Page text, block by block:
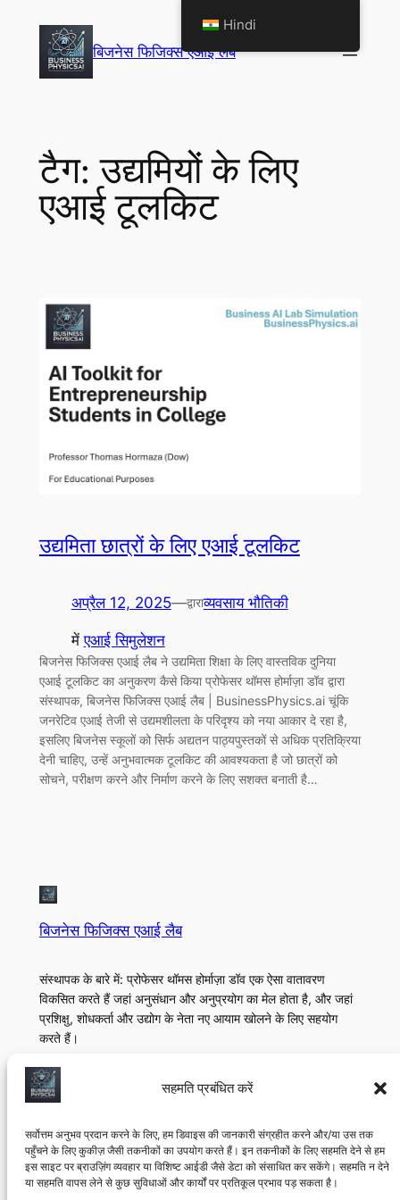
सहमति प्रबंधित करें
सर्वोत्तम अनुभव प्रदान करने के लिए, हम डिवाइस की जानकारी संग्रहीत करने और/या उस तक
पहुँचने के लिए कुकीज़ जैसी तकनीकों का उपयोग करते हैं। इन तकनीकों के लिए सहमति देने से हम
इस साइट पर ब्राउज़िंग व्यवहार या विशिष्ट आईडी जैसे डेटा को संसाधित कर सकेंगे। सहमति न देने
या सहमति वापस लेने से कुछ सुविधाओं और कार्यों पर प्रतिकूल प्रभाव पड़ सकता है।
बिजनेस फिजिक्स एआई लैब
टैग:उद्यमियों के लिए
एआई टूलकिट
उद्यमिता छात्रों के लिए एआई टूलकिट
अप्रैल 12, 2025—द्वाराव्यवसाय भौतिकी
मेंएआई सिमुलेशन
बिजनेस फिजिक्स एआई लैब ने उद्यमिता शिक्षा के लिए वास्तविक दुनिया
एआई टूलकिट का अनुकरण कैसे किया प्रोफेसर थॉमस होर्माज़ा डॉव द्वारा
संस्थापक, बिजनेस फिजिक्स एआई लैब | BusinessPhysics.ai चूंकि
जनरेटिव एआई तेजी से उद्यमशीलता के परिदृश्य को नया आकार दे रहा है,
इसलिए बिजनेस स्कूलों को सिर्फ अद्यतन पाठ्यपुस्तकों से अधिक प्रतिक्रिया
देनी चाहिए, उन्हें अनुभवात्मक टूलकिट की आवश्यकता है जो छात्रों को
सोचने, परीक्षण करने और निर्माण करने के लिए सशक्त बनाती है…
बिजनेस फिजिक्स एआई लैब
संस्थापक के बारे में: प्रोफेसर थॉमस होर्माज़ा डॉव एक ऐसा वातावरण
विकसित करते हैं जहां अनुसंधान और अनुप्रयोग का मेल होता है, और जहां
प्रशिक्षु, शोधकर्ता और उद्योग के नेता नए आयाम खोलने के लिए सहयोग
करते हैं।
के बारे में
अनुसंधान प्रोटोकॉल
मॉन्ट्रियल, क्यूबेक एआई लैब
गोपनीयता
नियम और शर्तें
हमसे संपर्क करें
यूट्यूब
Hindi